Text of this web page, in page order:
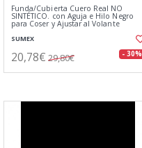
Funda/Cubierta Cuero Real NO
SINTÉTICO. con Aguja e Hilo Negro
para Coser y Ajustar al Volante
SUMEX
20,78€ 29,80€ - 30%